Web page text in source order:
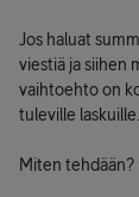
Jos haluat
viestiä ja siihen
vaihtoehto on
tuleville
Miten tehdään?